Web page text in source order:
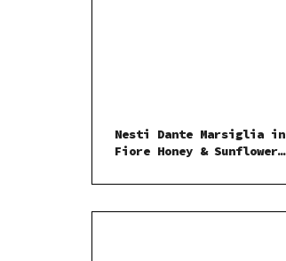
Nesti Dante Marsiglia in
Fiore Honey & Sunflower